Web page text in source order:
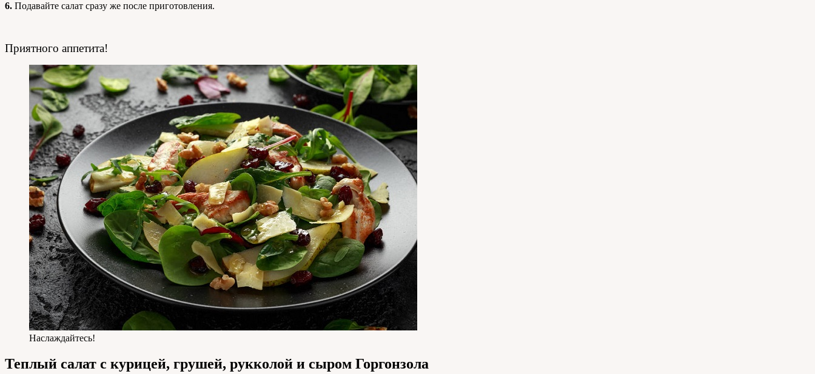
6. Подавайте салат сразу же после приготовления.
Приятного аппетита!
Наслаждайтесь!
Теплый салат с курицей, грушей, рукколой и сыром Горгонзола